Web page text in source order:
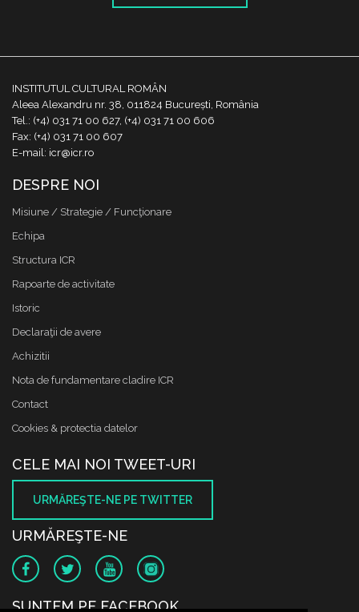
INSTITUTUL CULTURAL ROMÂN
Aleea Alexandru nr. 38, 011824 București, România
Tel.: (+4) 031 71 00 627, (+4) 031 71 00 606
Fax: (+4) 031 71 00 607
E-mail: icr@icr.ro
DESPRE NOI
Misiune / Strategie / Funcţionare
Echipa
Structura ICR
Rapoarte de activitate
Istoric
Declaraţii de avere
Achizitii
Nota de fundamentare cladire ICR
Contact
Cookies & protectia datelor
CELE MAI NOI TWEET-URI
URMĂREŞTE-NE PE TWITTER
URMĂREŞTE-NE
SUNTEM PE FACEBOOK